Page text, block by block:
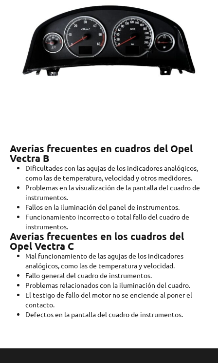
Averías frecuentes en cuadros del Opel
Vectra B
Dificultades con las agujas de los indicadores analógicos,
como las de temperatura, velocidad y otros medidores.
Problemas en la visualización de la pantalla del cuadro de
instrumentos.
Fallos en la iluminación del panel de instrumentos.
Funcionamiento incorrecto o total fallo del cuadro de
instrumentos.
Averías frecuentes en los cuadros del
Opel Vectra C
Mal funcionamiento de las agujas de los indicadores
analógicos, como las de temperatura y velocidad.
Fallo general del cuadro de instrumentos.
Problemas relacionados con la iluminación del cuadro.
El testigo de fallo del motor no se enciende al poner el
contacto.
Defectos en la pantalla del cuadro de instrumentos.